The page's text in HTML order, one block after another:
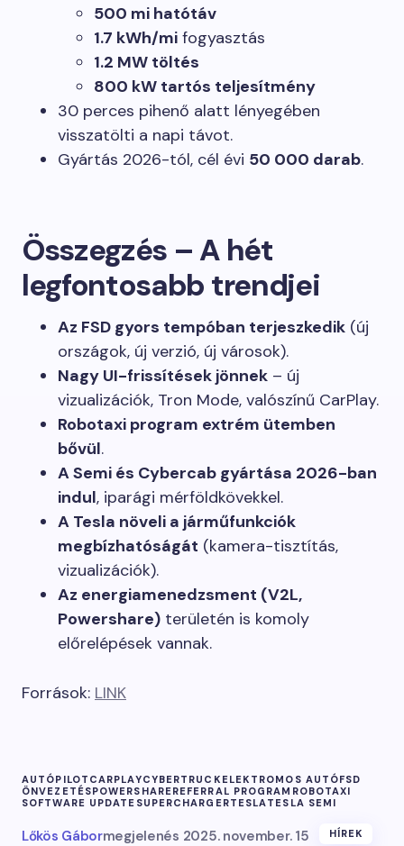
500 mi hatótáv
1.7 kWh/mi fogyasztás
1.2 MW töltés
800 kW tartós teljesítmény
30 perces pihenő alatt lényegében
visszatölti a napi távot.
Gyártás 2026-tól, cél évi 50 000 darab.
Összegzés – A hét
legfontosabb trendjei
Az FSD gyors tempóban terjeszkedik (új
országok, új verzió, új városok).
Nagy UI-frissítések jönnek – új
vizualizációk, Tron Mode, valószínű CarPlay.
Robotaxi program extrém ütemben
bővül.
A Semi és Cybercab gyártása 2026-ban
indul, iparági mérföldkövekkel.
A Tesla növeli a járműfunkciók
megbízhatóságát (kamera-tisztítás,
vizualizációk).
Az energiamenedzsment (V2L,
Powershare) területén is komoly
előrelépések vannak.
Források: LINK
AUTÓPILOT CARPLAYCYBERTRUCK ELEKTROMOS AUTÓFSD
ÖNVEZETÉSPOWERSHAREREFERRAL PROGRAM ROBOTAXI
SOFTWARE UPDATE SUPERCHARGERTESLATESLA SEMI
Lőkös Gábormegjelenés 2025. november. 15 HÍREK